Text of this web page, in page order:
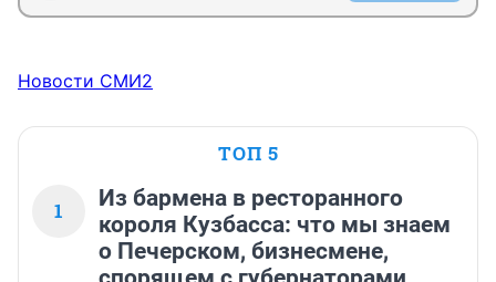
Новости СМИ2
ТОП 5
1
Из бармена в ресторанного
короля Кузбасса: что мы знаем
о Печерском, бизнесмене,